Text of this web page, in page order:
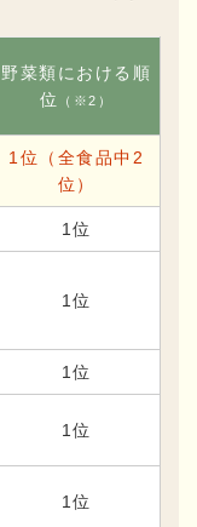
野菜類における順
位
（※2）
1位（全食品中2
位）
1位
1位
1位
1位
1位